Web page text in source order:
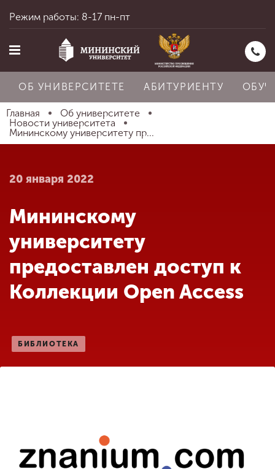
Главная
Абитуриенту
Обучение
Международная
Режим работы: 8-17 пн-пт
ОБ УНИВЕРСИТЕТЕ АБИТУРИЕНТУ
Главная
Об университете
Новости университета
Мининскому университету пр...
20 января 2022
Мининскому
университету
предоставлен доступ к
Коллекции Open Access
БИБЛИОТЕКА